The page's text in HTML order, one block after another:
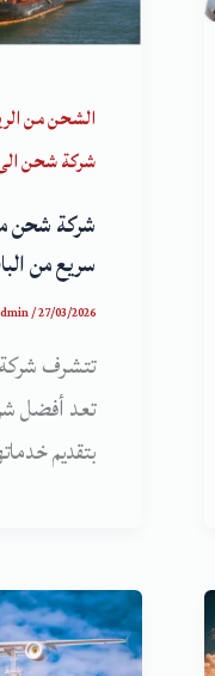
الشحن من
شركة شحن
شركة شحن
سريع من
/27/03/2026
تتشرف
تعد أفضل
بتقديم